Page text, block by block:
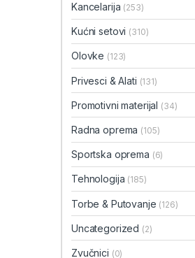
Kancelarija (253)
Kućni setovi (310)
Olovke (123)
Privesci & Alati (131)
Promotivni materijal (34)
Radna oprema (105)
Sportska oprema (6)
Tehnologija (185)
Torbe & Putovanje (126)
Uncategorized (2)
Zvučnici (0)